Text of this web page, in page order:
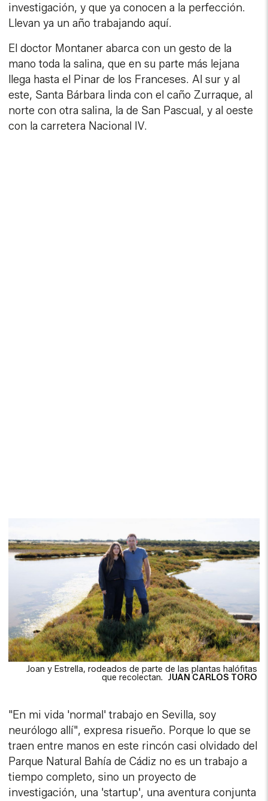
investigación, y que ya conocen a la perfección.
Llevan ya un año trabajando aquí.
El doctor Montaner abarca con un gesto de la
mano toda la salina, que en su parte más lejana
llega hasta el Pinar de los Franceses. Al sur y al
este, Santa Bárbara linda con el caño Zurraque, al
norte con otra salina, la de San Pascual, y al oeste
con la carretera Nacional IV.
Joan y Estrella, rodeados de parte de las plantas halófitas
que recolectan. JUAN CARLOS TORO
"En mi vida 'normal' trabajo en Sevilla, soy
neurólogo allí", expresa risueño. Porque lo que se
traen entre manos en este rincón casi olvidado del
Parque Natural Bahía de Cádiz no es un trabajo a
tiempo completo, sino un proyecto de
investigación, una 'startup', una aventura conjunta